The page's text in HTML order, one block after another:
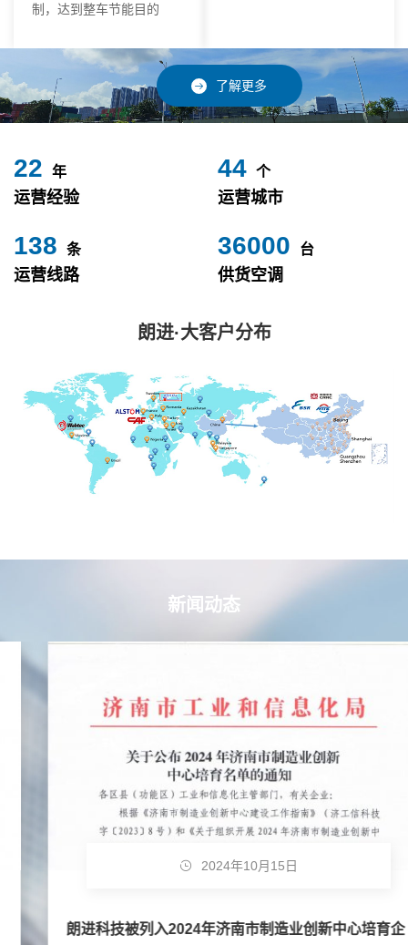
制，达到整车节能目的
了解更多
24 年
运营经验
49 个
运营城市
153 条
运营线路
40000 台
供货空调
朗进·大客户分布
新闻动态
2024年10月15日
朗进科技被列入2024年济南市制造业创新中心培育企